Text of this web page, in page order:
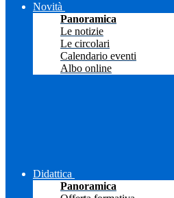
Novità
Panoramica
Le notizie
Le circolari
Calendario eventi
Albo online
Didattica
Panoramica